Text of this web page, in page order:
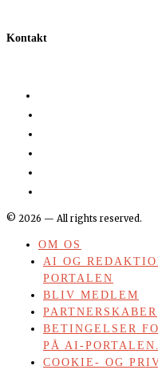
Kontakt
© 2026 — All rights reserved.
OM OS
AI OG
PORTALEN
BLIV MEDLEM
PARTNERSKABER
BETINGELSER
PÅ AI-
COOKIE- OG